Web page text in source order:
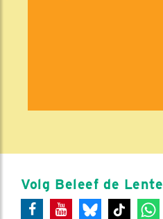
Volg Beleef de Lente